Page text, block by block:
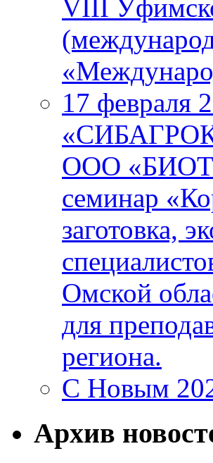
VIII
17 февраля
ООО
семинар
заготовка,
Омской
для
региона.
C Новым
Архив